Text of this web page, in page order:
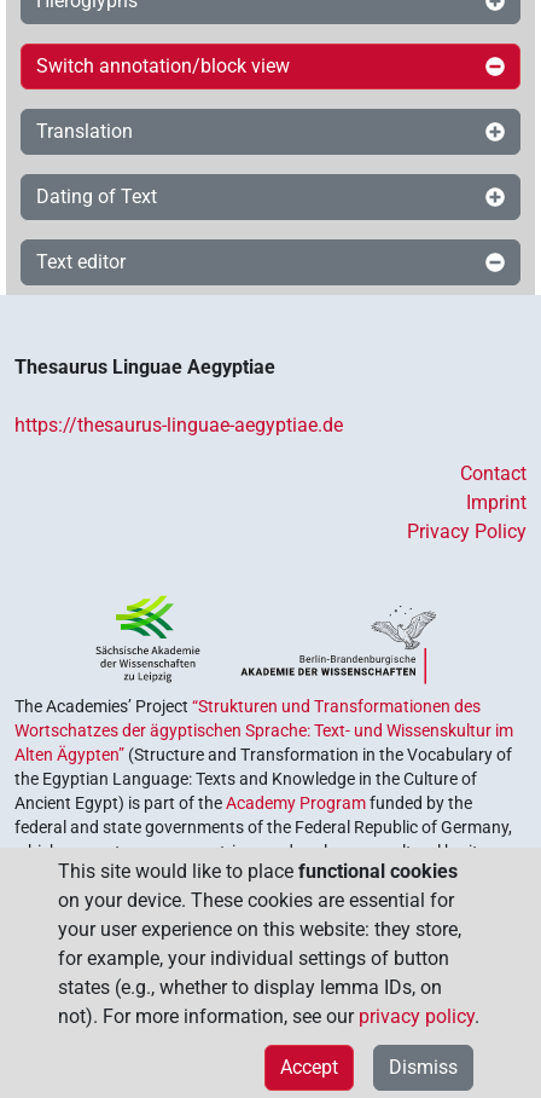
Switch annotation/block view
Translation
Dating of Text
Text editor
Thesaurus Linguae Aegyptiae
https://thesaurus-linguae-aegyptiae.de
Contact
Imprint
Privacy Policy
The Academies’ Project “Strukturen und Transformationen des
Wortschatzes der ägyptischen Sprache: Text- und Wissenskultur im
Alten Ägypten” (Structure and Transformation in the Vocabulary of
the Egyptian Language: Texts and Knowledge in the Culture of
Ancient Egypt) is part of theAcademy Programfunded by the
federal and state governments of the Federal Republic of Germany,
which serves to preserve, retrieve and explore our cultural heritage.
The program is coordinated by theUnion of the German Academies
of Sciences and Humanities.
This site would like to place functional cookies
on your device. These cookies are essential for
your user experience on this website: they store,
for example, your individual settings of button
states (e.g., whether to display lemma IDs, on
not). For more information, see our privacy policy.
Dismiss
Accept